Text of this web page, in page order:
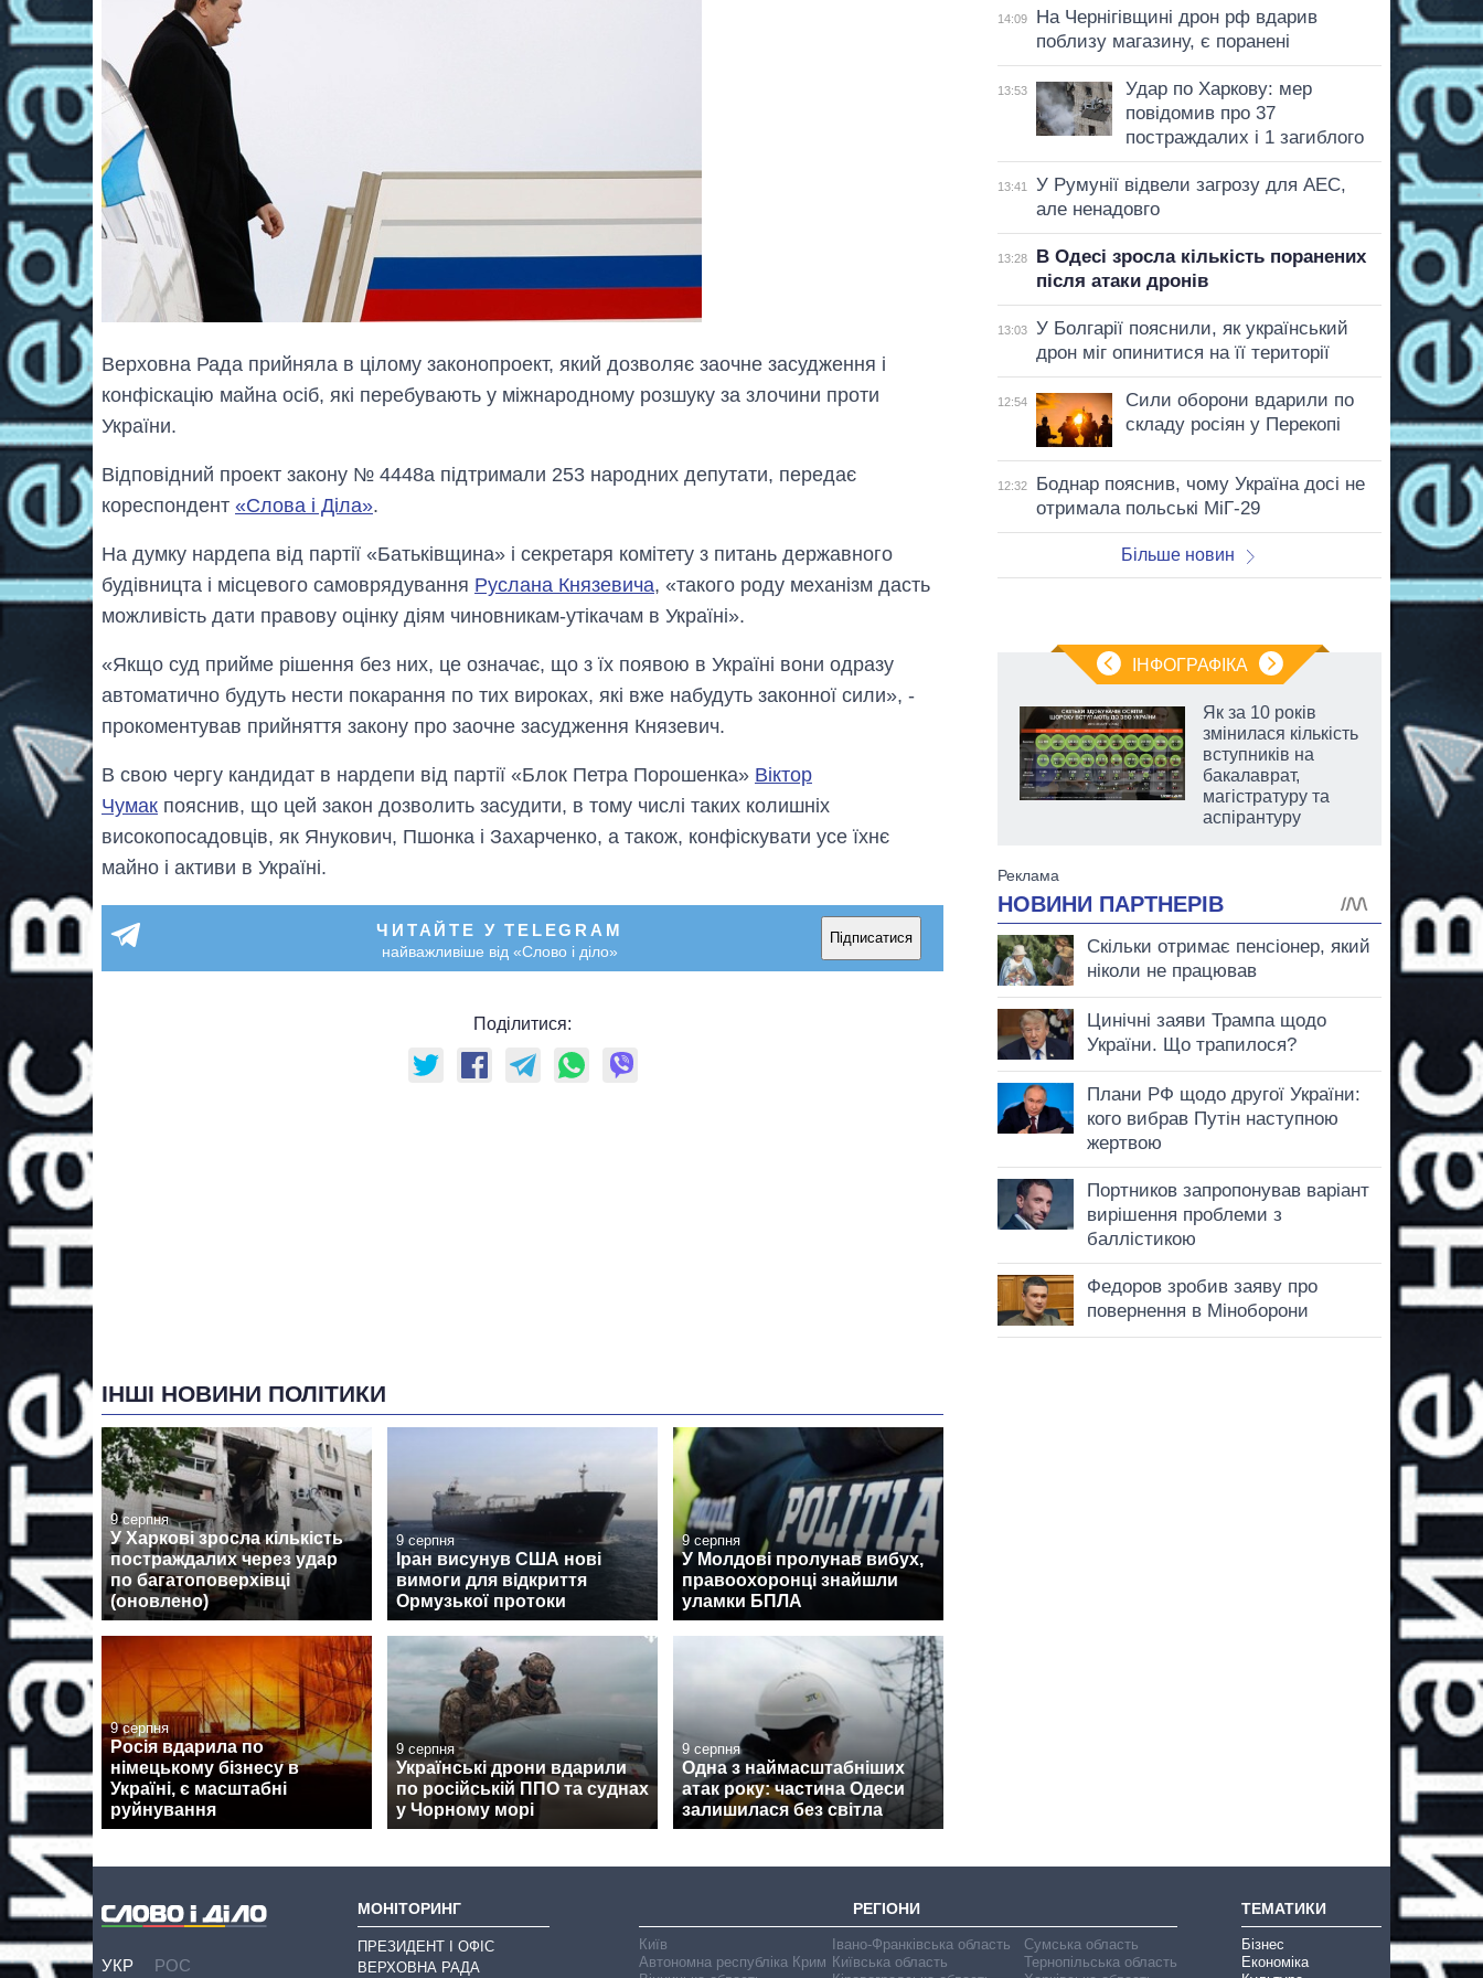
Верховна Рада прийняла в цілому законопроект, який дозволяє заочне засудження і
конфіскацію майна осіб, які перебувають у міжнародному розшуку за злочини проти
України.
Відповідний проект закону № 4448а підтримали 253 народних депутати, передає
кореспондент «Слова і Діла».
На думку нардепа від партії «Батьківщина» і секретаря комітету з питань державного
будівницта і місцевого самоврядування Руслана Князевича, «такого роду механізм дасть
можливість дати правову оцінку діям чиновникам-утікачам в Україні».
«Якщо суд прийме рішення без них, це означає, що з їх появою в Україні вони одразу
автоматично будуть нести покарання по тих вироках, які вже набудуть законної сили», -
прокоментував прийняття закону про заочне засудження Князевич.
В свою чергу кандидат в нардепи від партії «Блок Петра Порошенка» Віктор
Чумак пояснив, що цей закон дозволить засудити, в тому числі таких колишніх
високопосадовців, як Янукович, Пшонка і Захарченко, а також, конфіскувати усе їхнє
майно і активи в Україні.
ЧИТАЙТЕ У TELEGRAM
найважливіше від «Слово і діло»
Підписатися
Поділитися:
ІНШІ НОВИНИ ПОЛІТИКИ
9 серпня
У Харкові зросла кількість
постраждалих через удар
по багатоповерхівці
(оновлено)
9 серпня
Іран висунув США нові
вимоги для відкриття
Ормузької протоки
9 серпня
У Молдові пролунав вибух,
правоохоронці знайшли
уламки БПЛА
9 серпня
Росія вдарила по
німецькому бізнесу в
Україні, є масштабні
руйнування
9 серпня
Українські дрони вдарили
по російській ППО та суднах
у Чорному морі
9 серпня
Одна з наймасштабніших
атак року: частина Одеси
залишилася без світла
14:09
На Чернігівщині дрон рф вдарив
поблизу магазину, є поранені
13:53
Удар по Харкову: мер
повідомив про 37
постраждалих і 1 загиблого
13:41
У Румунії відвели загрозу для АЕС,
але ненадовго
13:28
В Одесі зросла кількість поранених
після атаки дронів
13:03
У Болгарії пояснили, як український
дрон міг опинитися на її території
12:54
Сили оборони вдарили по
складу росіян у Перекопі
12:32
Боднар пояснив, чому Україна досі не
отримала польські МіГ-29
Більше новин
ІНФОГРАФІКА
2027-й
Як за 10 років
змінилася кількість
вступників на
бакалаврат,
магістратуру та
аспірантуру
УКР РОС
МОНІТОРИНГ
ПРЕЗИДЕНТ І ОФІС
ВЕРХОВНА РАДА
РЕГІОНИ
Київ
Автономна республіка Крим
Івано-Франківська область
Київська область
Сумська область
Тернопільська область
ТЕМАТИКИ
Бізнес
Економіка